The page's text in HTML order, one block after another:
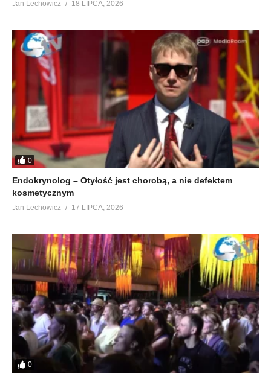
Jan Lechowicz 18 LIPCA, 2026
0
Endokrynolog – Otyłość jest chorobą, a nie defektem
kosmetycznym
Jan Lechowicz 17 LIPCA, 2026
0